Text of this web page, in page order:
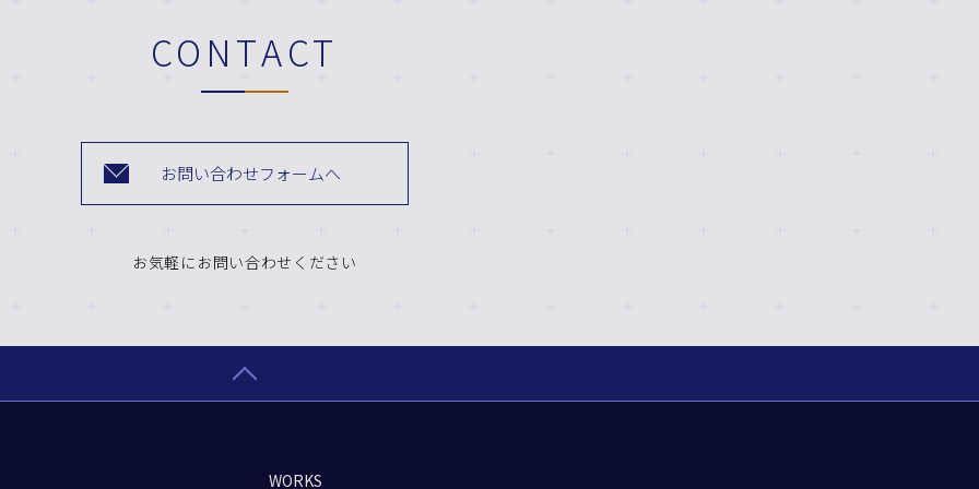
CONTACT
お問い合わせフォームへ
お気軽にお問い合わせください
WORKS